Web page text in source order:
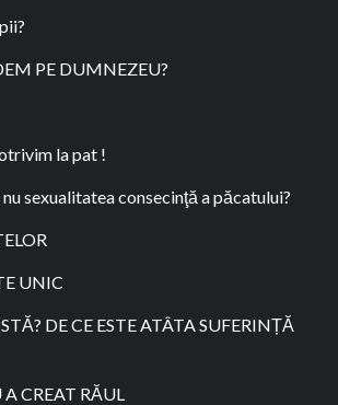
PE DUMNEZEU?
la pat !
nu sexualitatea consecinţă a păcatului?
UNIC
DE CE ESTE ATÂTA SUFERINȚĂ
CREAT RĂUL